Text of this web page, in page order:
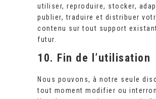
utiliser, reproduire, stocker,
publier, traduire et distribuer
contenu sur tout support
futur.
10. Fin de l’utilisation
Nous pouvons, à notre seule
tout moment modifier ou